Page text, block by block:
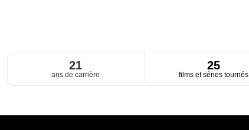
21
ans de carrière
25
films et séries tournés